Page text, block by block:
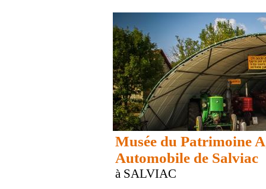
Musée du Patrimoine
Automobile de Salviac
à SALVIAC